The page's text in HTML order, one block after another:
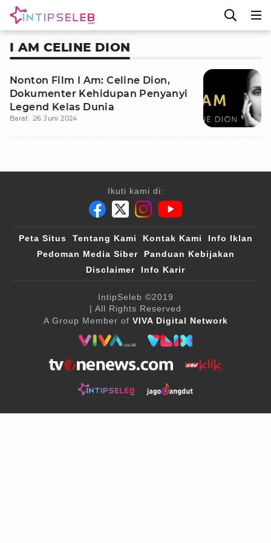
I AM CELINE DION
Nonton Film I Am: Celine Dion,
Dokumenter Kehidupan Penyanyi
Legend Kelas Dunia
Barat 26 Juni 2024
Ikuti kami di:
Peta Situs Tentang Kami Kontak Kami
Info Iklan
Pedoman Media Siber
Panduan Kebijakan
Disclaimer
Info Karir
IntipSeleb ©2019
| All Rights Reserved
A Group Member of VIVA Digital Network